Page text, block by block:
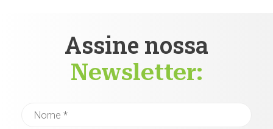
Assine nossa
Newsletter: